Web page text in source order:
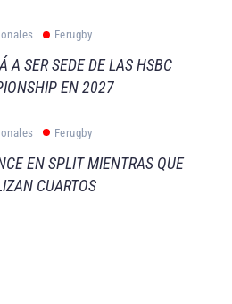
Ferugby
A SER SEDE DE LAS HSBC
EN 2027
Ferugby
EN SPLIT MIENTRAS QUE
CUARTOS